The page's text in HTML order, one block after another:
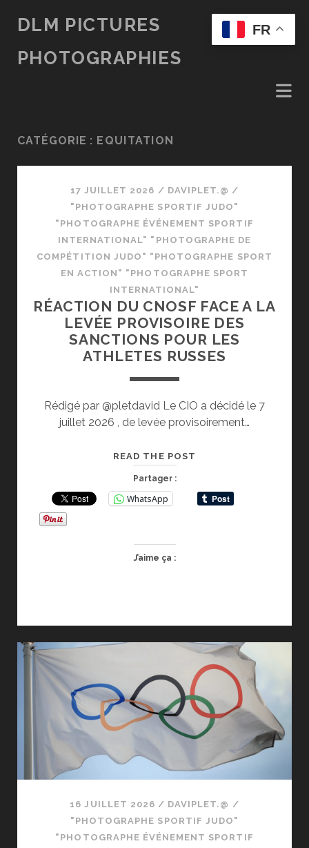
DLM PICTURES
PHOTOGRAPHIES
CATÉGORIE : EQUITATION
17 JUILLET 2026 / DAVIPLET.@ /
"PHOTOGRAPHE SPORTIF JUDO"
"PHOTOGRAPHE ÉVÉNEMENT SPORTIF
INTERNATIONAL" "PHOTOGRAPHE DE
COMPÉTITION JUDO" "PHOTOGRAPHE SPORT
EN ACTION" "PHOTOGRAPHE SPORT
INTERNATIONAL"
RÉACTION DU CNOSF FACE A LA
LEVÉE PROVISOIRE DES
SANCTIONS POUR LES
ATHLETES RUSSES
Rédigé par @pletdavid Le CIO a décidé le 7
juillet 2026 , de levée provisoirement…
READ THE POST
FACE
ATHLETES
RUSSES
Partager :
WhatsApp
J’aime ça :
16 JUILLET 2026 / DAVIPLET.@ /
"PHOTOGRAPHE SPORTIF JUDO"
"PHOTOGRAPHE ÉVÉNEMENT SPORTIF
FR